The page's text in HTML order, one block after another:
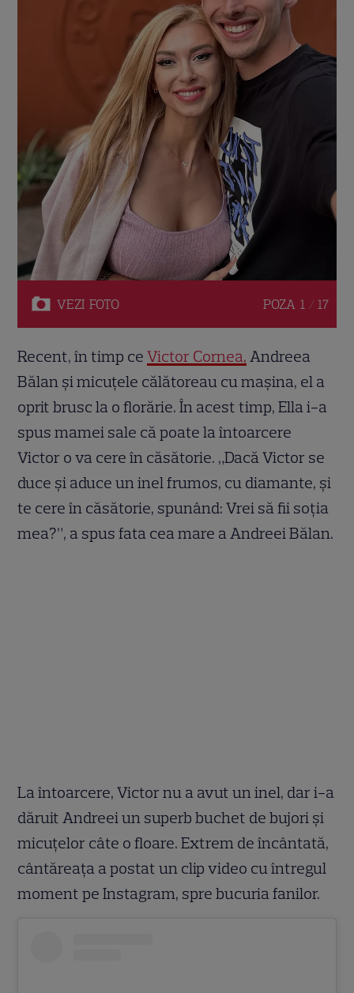
VEZI FOTO POZA 1 / 17
Recent, în timp ceVictor Cornea, Andreea
Bălan și micuțele călătoreau cu mașina, el a
oprit brusc la o florărie. În acest timp, Ella i-a
spus mamei sale că poate la întoarcere
Victor o va cere în căsătorie. „Dacă Victor se
duce și aduce un inel frumos, cu diamante, și
te cere în căsătorie, spunând: Vrei să fii soția
mea?”, a spus fata cea mare a Andreei Bălan.
La întoarcere, Victor nu a avut un inel, dar i-a
dăruit Andreei un superb buchet de bujori și
micuțelor câte o floare. Extrem de încântată,
cântăreața a postat un clip video cu întregul
moment pe Instagram, spre bucuria fanilor.